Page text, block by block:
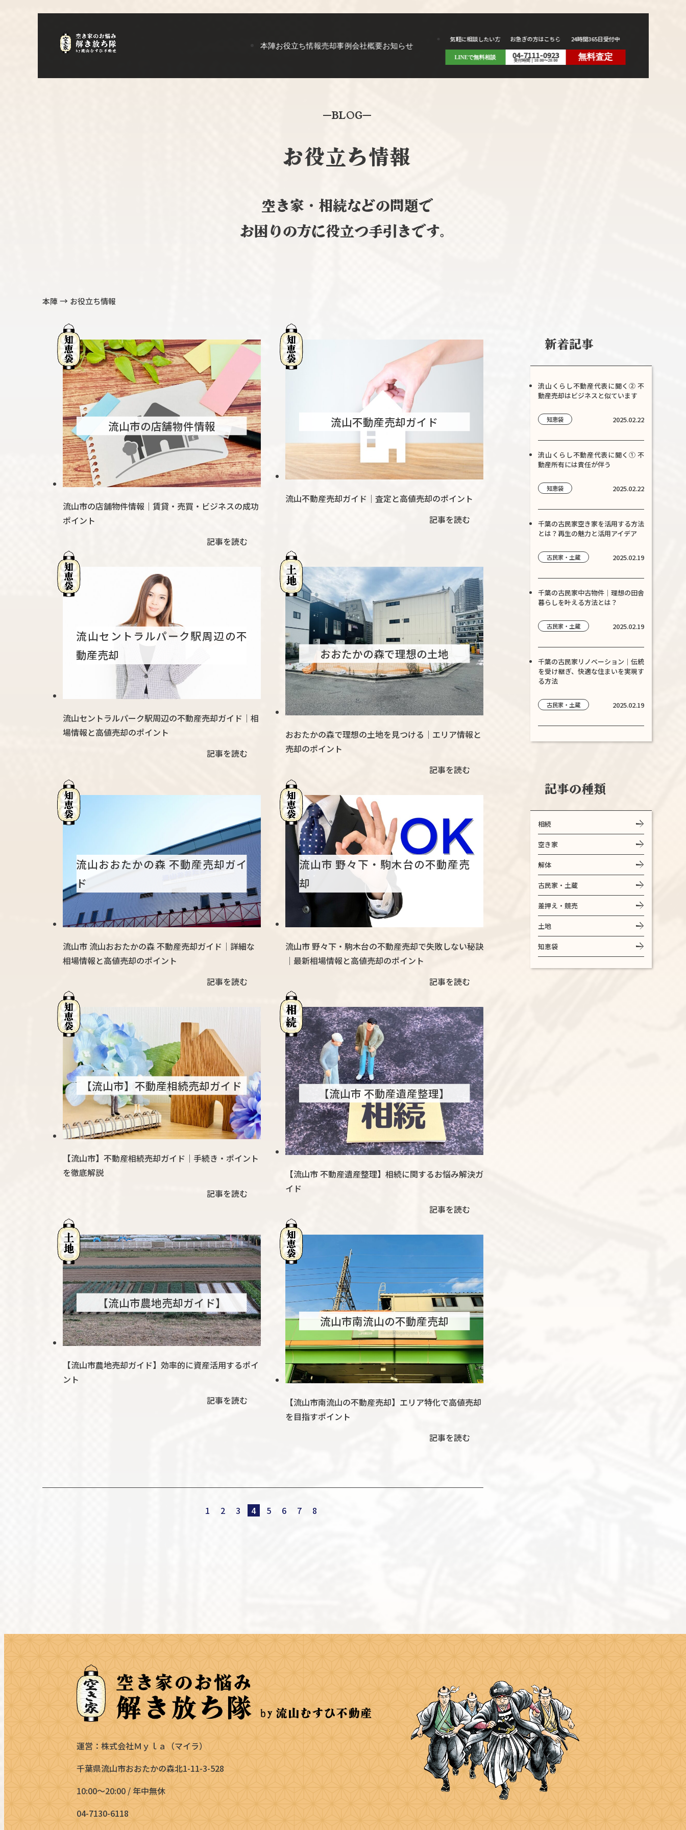
本陣お役立ち情報売却事例会社概要お知らせ
気軽に相談したい方
LINEで無料相談
お急ぎの方はこちら
04-7111-0923
受付時間｜10:00〜20:00
24時間365日受付中
無料査定
BLOG
お役立ち情報
空き家・相続などの問題で
お困りの方に役立つ手引きです。
本陣→ お役立ち情報
流山市の店舗物件情報
流山市の店舗物件情報｜賃貸・売買・ビジネスの成功
ポイント
記事を読む
流山不動産売却ガイド
流山不動産売却ガイド｜査定と高値売却のポイント
記事を読む
流山セントラルパーク駅周辺の不
動産売却
流山セントラルパーク駅周辺の不動産売却ガイド｜相
場情報と高値売却のポイント
記事を読む
おおたかの森で理想の土地
おおたかの森で理想の土地を見つける｜エリア情報と
売却のポイント
記事を読む
流山おおたかの森 不動産売却ガイ
ド
流山市 流山おおたかの森 不動産売却ガイド｜詳細な
相場情報と高値売却のポイント
記事を読む
流山市 野々下・駒木台の不動産売
却
流山市 野々下・駒木台の不動産売却で失敗しない秘訣
｜最新相場情報と高値売却のポイント
記事を読む
【流山市】不動産相続売却ガイド
【流山市】不動産相続売却ガイド｜手続き・ポイント
を徹底解説
記事を読む
【流山市 不動産遺産整理】
【流山市 不動産遺産整理】相続に関するお悩み解決ガ
イド
記事を読む
【流山市農地売却ガイド】
【流山市農地売却ガイド】効率的に資産活用するポイ
ント
記事を読む
流山市南流山の不動産売却
【流山市南流山の不動産売却】エリア特化で高値売却
を目指すポイント
記事を読む
1 2 3 4 5 6 7 8
新着記事
流山くらし不動産代表に聞く② 不
動産売却はビジネスと似ています
知恵袋 2025.02.22
流山くらし不動産代表に聞く① 不
動産所有には責任が伴う
知恵袋 2025.02.22
千葉の古民家空き家を活用する方法
とは？再生の魅力と活用アイデア
古民家・土蔵 2025.02.19
千葉の古民家中古物件｜理想の田舎
暮らしを叶える方法とは？
古民家・土蔵 2025.02.19
千葉の古民家リノベーション｜伝統
を受け継ぎ、快適な住まいを実現す
る方法
古民家・土蔵 2025.02.19
記事の種類
相続
空き家
解体
古民家・土蔵
差押え・競売
土地
知恵袋
運営：株式会社Ｍｙｌａ（マイラ）
千葉県流山市おおたかの森北1-11-3-528
10:00～20:00 / 年中無休
04-7130-6118